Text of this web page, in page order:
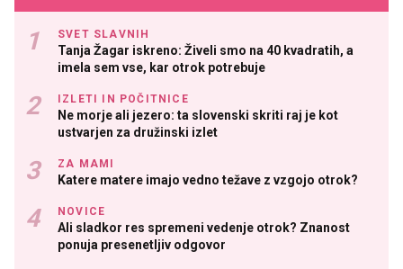
SVET SLAVNIH
Tanja Žagar iskreno: Živeli smo na 40 kvadratih, a
imela sem vse, kar otrok potrebuje
IZLETI IN POČITNICE
Ne morje ali jezero: ta slovenski skriti raj je kot
ustvarjen za družinski izlet
ZA MAMI
Katere matere imajo vedno težave z vzgojo otrok?
NOVICE
Ali sladkor res spremeni vedenje otrok? Znanost
ponuja presenetljiv odgovor